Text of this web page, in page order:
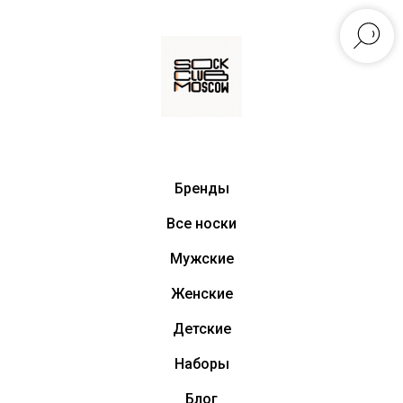
Бренды
Все носки
Мужские
Женские
Детские
Наборы
Блог